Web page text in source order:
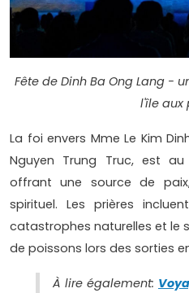
Fête de Dinh Ba Ong Lang -
l'île aux
La foi envers Mme Le Kim
Nguyen Trung Truc, est
offrant une source de
spirituel. Les prières
catastrophes naturelles et le
de poissons lors des sorties
À lire également: